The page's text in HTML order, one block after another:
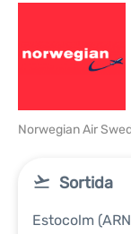
Norwegian Air
Sortida
Estocolm